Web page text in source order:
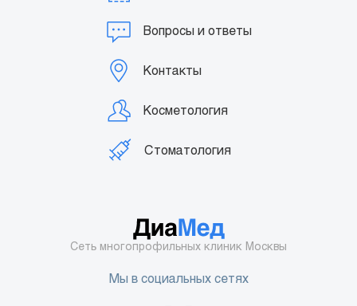
Вопросы и ответы
Контакты
Косметология
Стоматология
Сеть многопрофильных клиник Москвы
Мы в социальных сетях